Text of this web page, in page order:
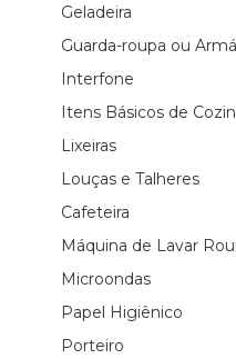
Geladeira
Guarda-roupa ou
Interfone
Itens Básicos de
Lixeiras
Louças e Talheres
Cafeteira
Máquina de Lavar
Microondas
Papel Higiênico
Porteiro